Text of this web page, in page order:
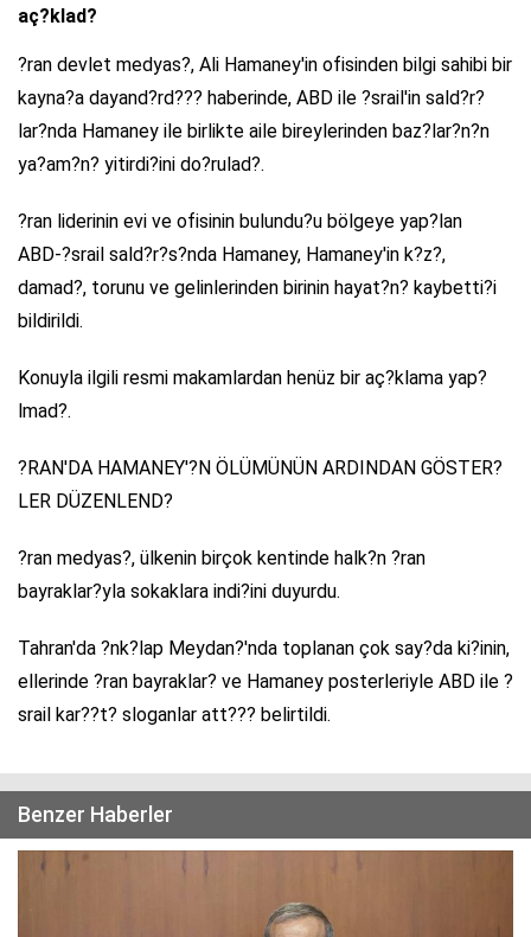
aç?klad?
?ran devlet medyas?, Ali Hamaney'in ofisinden bilgi sahibi bir
kayna?a dayand?rd??? haberinde, ABD ile ?srail'in sald?r?
lar?nda Hamaney ile birlikte aile bireylerinden baz?lar?n?n
ya?am?n? yitirdi?ini do?rulad?.
?ran liderinin evi ve ofisinin bulundu?u bölgeye yap?lan
ABD-?srail sald?r?s?nda Hamaney, Hamaney'in k?z?,
damad?, torunu ve gelinlerinden birinin hayat?n? kaybetti?i
bildirildi.
Konuyla ilgili resmi makamlardan henüz bir aç?klama yap?
lmad?.
?RAN'DA HAMANEY'?N ÖLÜMÜNÜN ARDINDAN GÖSTER?
LER DÜZENLEND?
?ran medyas?, ülkenin birçok kentinde halk?n ?ran
bayraklar?yla sokaklara indi?ini duyurdu.
Tahran'da ?nk?lap Meydan?'nda toplanan çok say?da ki?inin,
ellerinde ?ran bayraklar? ve Hamaney posterleriyle ABD ile ?
srail kar??t? sloganlar att??? belirtildi.
Benzer Haberler